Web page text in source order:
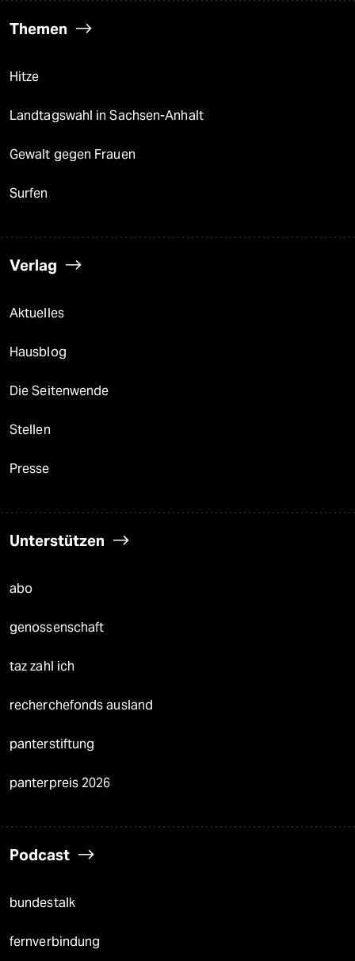
Themen
Hitze
Landtagswahl in Sachsen-Anhalt
Gewalt gegen Frauen
Surfen
Verlag
Aktuelles
Hausblog
Die Seitenwende
Stellen
Presse
Unterstützen
abo
genossenschaft
taz zahl ich
recherchefonds ausland
panterstiftung
panterpreis 2026
Podcast
bundestalk
fernverbindung